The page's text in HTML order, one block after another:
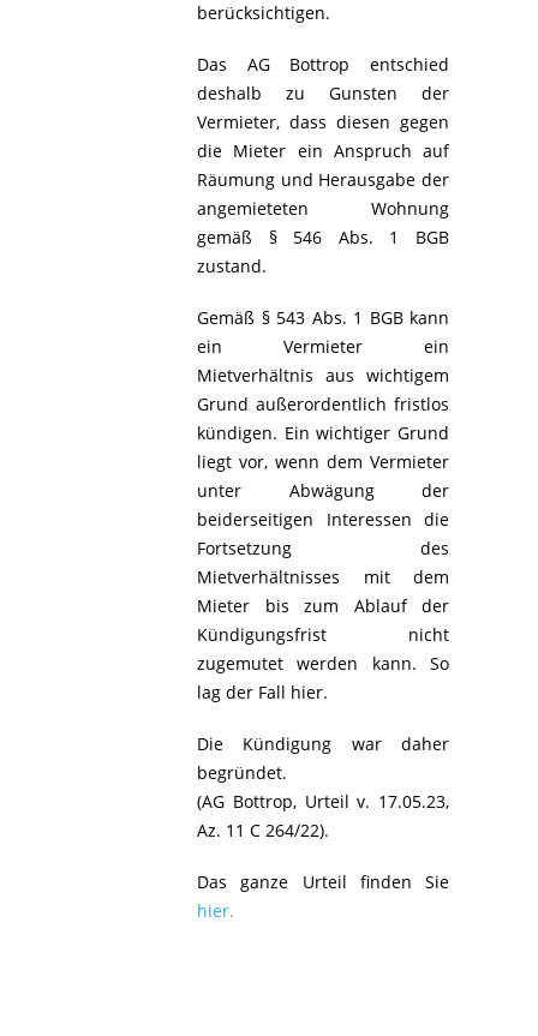
berücksichtigen.
Das AG Bottrop entschied
deshalb zu Gunsten der
Vermieter, dass diesen gegen
die Mieter ein Anspruch auf
Räumung und Herausgabe der
angemieteten Wohnung
gemäß § 546 Abs. 1 BGB
zustand.
Gemäß § 543 Abs. 1 BGB kann
ein Vermieter ein
Mietverhältnis aus wichtigem
Grund außerordentlich fristlos
kündigen. Ein wichtiger Grund
liegt vor, wenn dem Vermieter
unter Abwägung der
beiderseitigen Interessen die
Fortsetzung des
Mietverhältnisses mit dem
Mieter bis zum Ablauf der
Kündigungsfrist nicht
zugemutet werden kann. So
lag der Fall hier.
Die Kündigung war daher
begründet.
(AG Bottrop, Urteil v. 17.05.23,
Az. 11 C 264/22).
Das ganze Urteil finden Sie
hier.